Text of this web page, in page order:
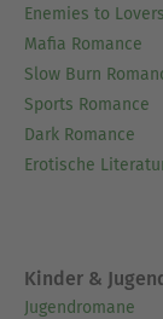
Enemies to Lovers
Mafia Romance
Slow Burn
Sports Romance
Dark Romance
Erotische
Kinder &
Jugendromane